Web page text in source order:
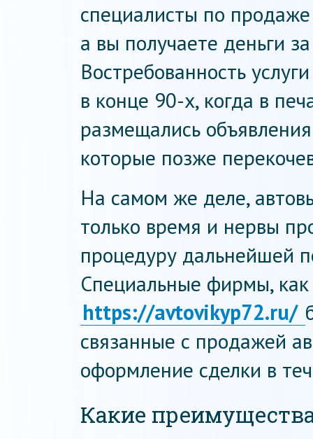
специалисты по
а вы получаете деньги
Востребованность
в конце 90-х, когда в
размещались
которые позже
На самом же деле,
только время и нервы
процедуру дальнейшей
Специальные фирмы,
https://avtovikyp72.ru/
связанные с продажей
оформление сделки в
Какие